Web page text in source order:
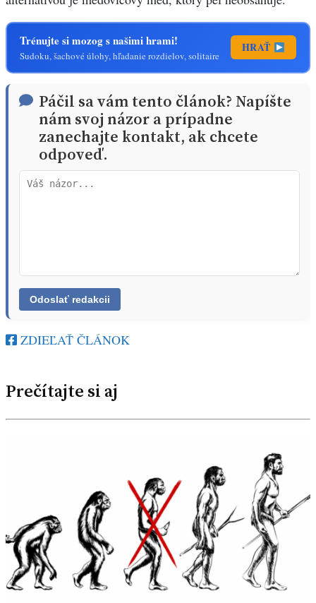
Trénujte si mozog s našimi hrami!
Sudoku, šachové úlohy, hľadanie rozdielov, solitaire
HRAŤ
Páčil sa vám tento článok? Napíšte
nám svoj názor a prípadne
zanechajte kontakt, ak chcete
odpoveď.
ZDIEĽAŤ ČLÁNOK
Prečítajte si aj